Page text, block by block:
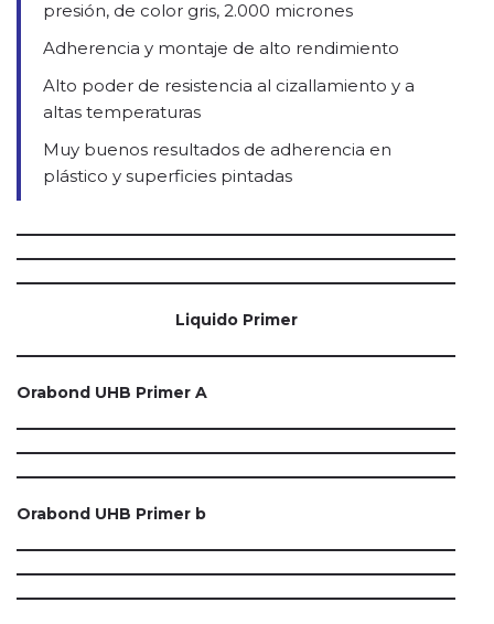
presión, de color gris, 2.000 micrones
Adherencia y montaje de alto rendimiento
Alto poder de resistencia al cizallamiento y a
altas temperaturas
Muy buenos resultados de adherencia en
plástico y superficies pintadas
Liquido Primer
Orabond UHB Primer A
Orabond UHB Primer b